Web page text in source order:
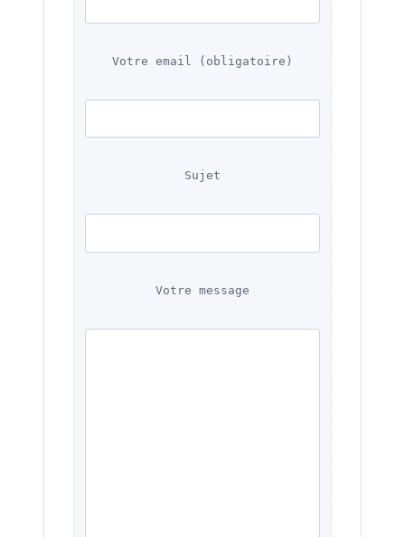
Votre email (obligatoire)
Sujet
Votre message